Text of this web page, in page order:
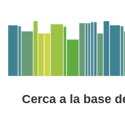
Cerca a la base